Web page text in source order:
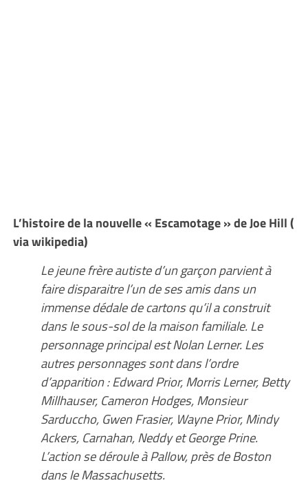
L’histoire de la nouvelle « Escamotage » de Joe Hill (
via wikipedia)
Le jeune frère autiste d’un garçon parvient à
faire disparaitre l’un de ses amis dans un
immense dédale de cartons qu’il a construit
dans le sous-sol de la maison familiale. Le
personnage principal est Nolan Lerner. Les
autres personnages sont dans l’ordre
d’apparition : Edward Prior, Morris Lerner, Betty
Millhauser, Cameron Hodges, Monsieur
Sarduccho, Gwen Frasier, Wayne Prior, Mindy
Ackers, Carnahan, Neddy et George Prine.
L’action se déroule à Pallow, près de Boston
dans le Massachusetts.